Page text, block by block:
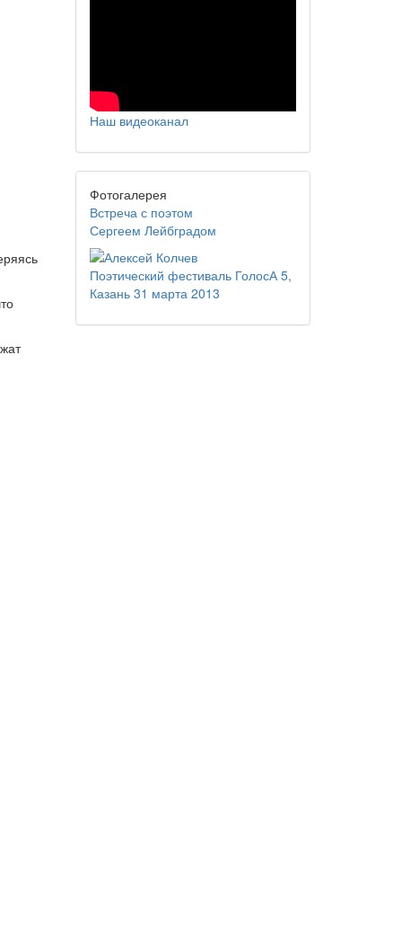
Наш видеоканал
Фотогалерея
Встреча с поэтом
Сергеем Лейбградом
Поэтический фестиваль ГолосА 5,
Казань 31 марта 2013